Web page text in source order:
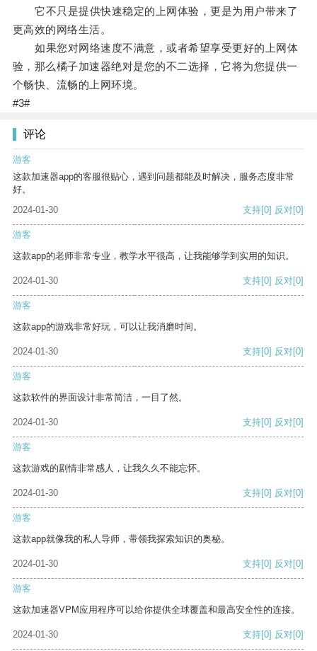
它不只是提供快速稳定的上网体验，更是为用户带来了
更高效的网络生活。
如果您对网络速度不满意，或者希望享受更好的上网体
验，那么橘子加速器绝对是您的不二选择，它将为您提供一
个畅快、流畅的上网环境。
#3#
评论
游客
这款加速器app的客服很贴心，遇到问题都能及时解决，服务态度非常
好。
2024-01-30
支持[0] 反对[0]
游客
这款app的老师非常专业，教学水平很高，让我能够学到实用的知识。
2024-01-30 支持[0] 反对[0]
游客
这款app的游戏非常好玩，可以让我消磨时间。
2024-01-30 支持[0] 反对[0]
游客
这款软件的界面设计非常简洁，一目了然。
2024-01-30 支持[0] 反对[0]
游客
这款游戏的剧情非常感人，让我久久不能忘怀。
2024-01-30 支持[0] 反对[0]
游客
这款app就像我的私人导师，带领我探索知识的奥秘。
2024-01-30 支持[0] 反对[0]
游客
这款加速器VPM应用程序可以给你提供全球覆盖和最高安全性的连接。
2024-01-30 支持[0] 反对[0]